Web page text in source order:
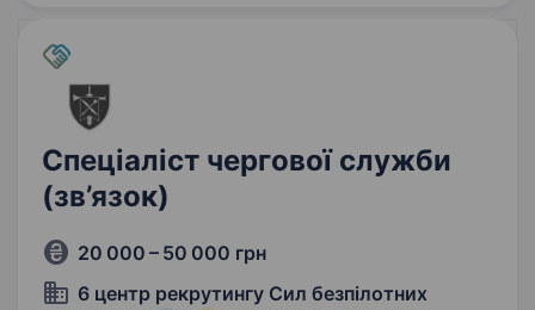
Спеціаліст чергової служби
(зв’язок)
20 000 – 50 000 грн
6 центр рекрутингу Сил безпілотних